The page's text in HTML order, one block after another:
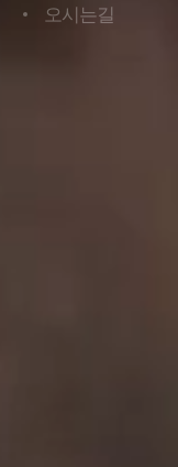
오시는길
오시는길